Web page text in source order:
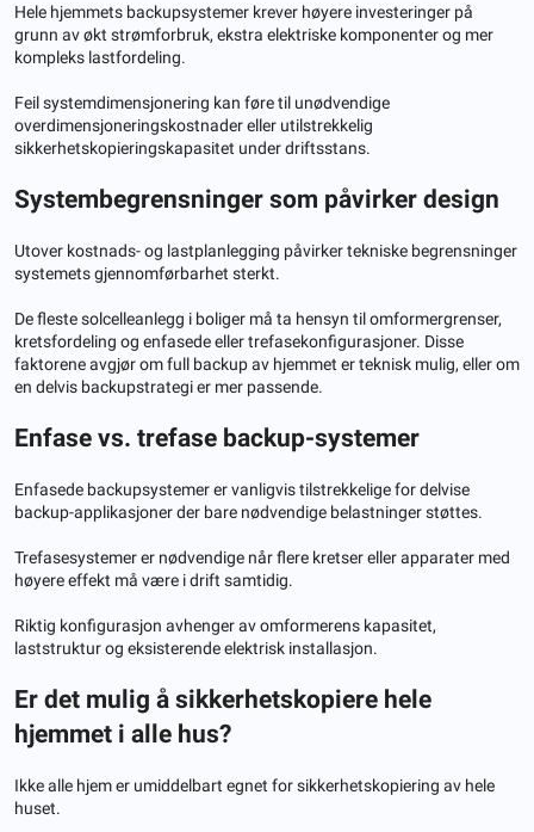
Hele hjemmets backupsystemer krever høyere investeringer på
grunn av økt strømforbruk, ekstra elektriske komponenter og mer
kompleks lastfordeling.
Feil systemdimensjonering kan føre til unødvendige
overdimensjoneringskostnader eller utilstrekkelig
sikkerhetskopieringskapasitet under driftsstans.
Systembegrensninger som påvirker design
Utover kostnads- og lastplanlegging påvirker tekniske begrensninger
systemets gjennomførbarhet sterkt.
De fleste solcelleanlegg i boliger må ta hensyn til omformergrenser,
kretsfordeling og enfasede eller trefasekonfigurasjoner. Disse
faktorene avgjør om full backup av hjemmet er teknisk mulig, eller om
en delvis backupstrategi er mer passende.
Enfase vs. trefase backup-systemer
Enfasede backupsystemer er vanligvis tilstrekkelige for delvise
backup-applikasjoner der bare nødvendige belastninger støttes.
Trefasesystemer er nødvendige når flere kretser eller apparater med
høyere effekt må være i drift samtidig.
Riktig konfigurasjon avhenger av omformerens kapasitet,
laststruktur og eksisterende elektrisk installasjon.
Er det mulig å sikkerhetskopiere hele
hjemmet i alle hus?
Ikke alle hjem er umiddelbart egnet for sikkerhetskopiering av hele
huset.